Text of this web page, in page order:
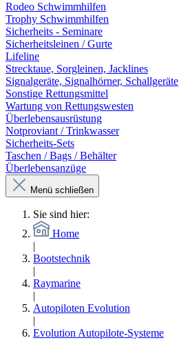
Rodeo Schwimmhilfen
Trophy Schwimmhilfen
Sicherheits - Seminare
Sicherheitsleinen / Gurte
Lifeline
Strecktaue, Sorgleinen, Jacklines
Signalgeräte, Signalhörner, Schallgeräte
Sonstige Rettungsmittel
Wartung von Rettungswesten
Überlebensausrüstung
Notproviant / Trinkwasser
Sicherheits-Sets
Taschen / Bags / Behälter
Überlebensanzüge
Menü schließen
Sie sind hier:
Home
|
Bootstechnik
|
Raymarine
|
Autopiloten Evolution
|
Evolution Autopilote-Systeme